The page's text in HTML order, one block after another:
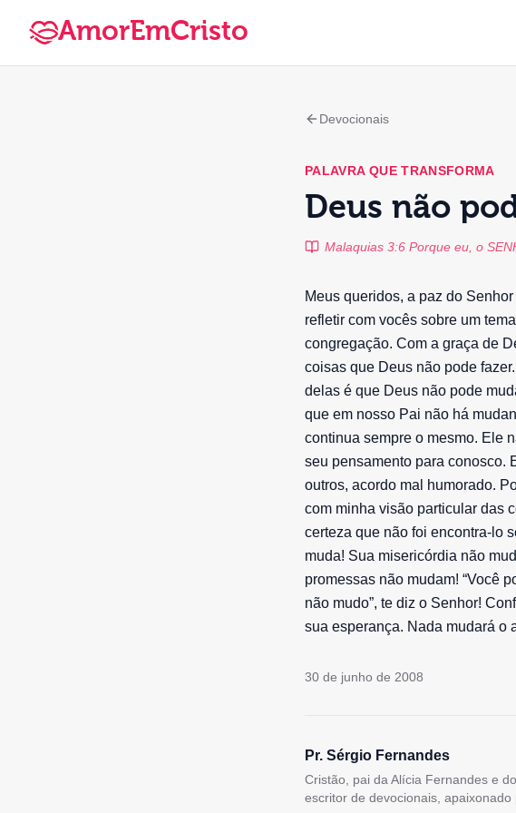
AmorEmCristo
Devocionais
PALAVRA QUE TRANSFORMA
Deus não
Malaquias 3:6 Porque eu, o
Meus queridos, a paz do
refletir com vocês sobre um
congregação. Com a graça de
coisas que Deus não pode
delas é que Deus não pode
que em nosso Pai não há
continua sempre o mesmo. Ele
seu pensamento para conosco.
outros, acordo mal humorado.
com minha visão particular das
certeza que não foi encontra-lo
muda! Sua misericórdia não
promessas não mudam! “Você
não mudo”, te diz o Senhor!
sua esperança. Nada mudará o
30 de junho de 2008
Pr. Sérgio Fernandes
Cristão, pai da Alícia Fernandes e
escritor de devocionais,